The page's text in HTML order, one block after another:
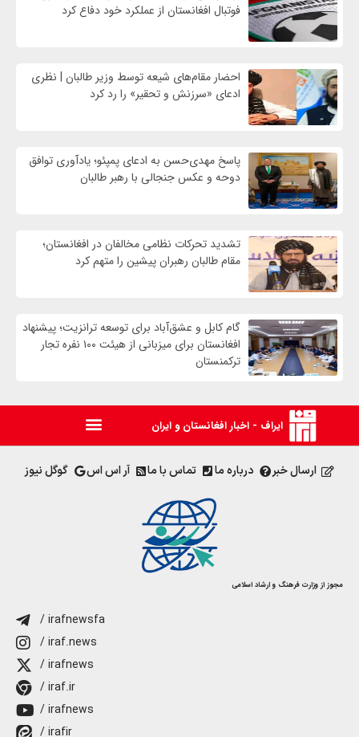
فوتبال افغانستان از عملکرد خود دفاع کرد
احضار مقام‌های شیعه توسط وزیر طالبان | نظری
ادعای «سرزنش و تحقیر» را رد کرد
پاسخ مهدی‌حسن به ادعای پمپئو؛ یادآوری توافق
دوحه و عکس جنجالی با رهبر طالبان
تشدید تحرکات نظامی مخالفان در افغانستان؛
مقام طالبان رهبران پیشین را متهم کرد
گام کابل و عشق‌آباد برای توسعه ترانزیت؛ پیشنهاد
افغانستان برای میزبانی از هیئت ۱۰۰ نفره تجار
ترکمنستان
ایراف - اخبار افغانستان و ایران
ارسال خبر درباره ما تماس با ما آر اس اس گوگل نیوز
مجوز از وزارت فرهنگ و ارشاد اسلامی
/ irafnewsfa
/ iraf.news
/ irafnews
/ iraf.ir
/ irafnews
/ irafir